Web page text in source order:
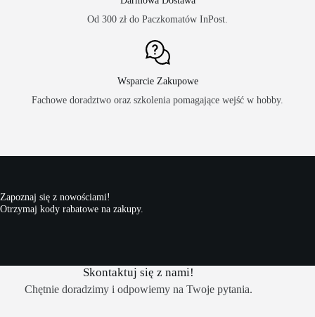
Od 300 zł do Paczkomatów InPost.
Wsparcie Zakupowe
Fachowe doradztwo oraz szkolenia pomagające wejść w hobby.
Zapoznaj się z nowościami!
Otrzymaj kody rabatowe na zakupy.
Skontaktuj się z nami!
Chętnie doradzimy i odpowiemy na Twoje pytania.